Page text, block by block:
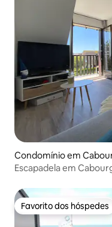
Condomínio em
Escapadela em
Favorito dos hóspedes
Favorito dos hóspedes